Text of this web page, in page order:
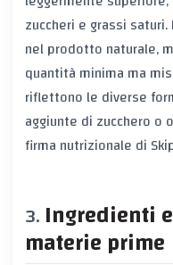
zuccheri e grassi
nel prodotto naturale,
quantità minima ma
riflettono le diverse
aggiunte di zucchero o
firma nutrizionale di
Ingredienti
materie prime